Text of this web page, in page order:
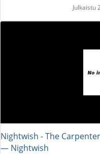
Julkaistu
Nightwish - The Carpenter
― Nightwish